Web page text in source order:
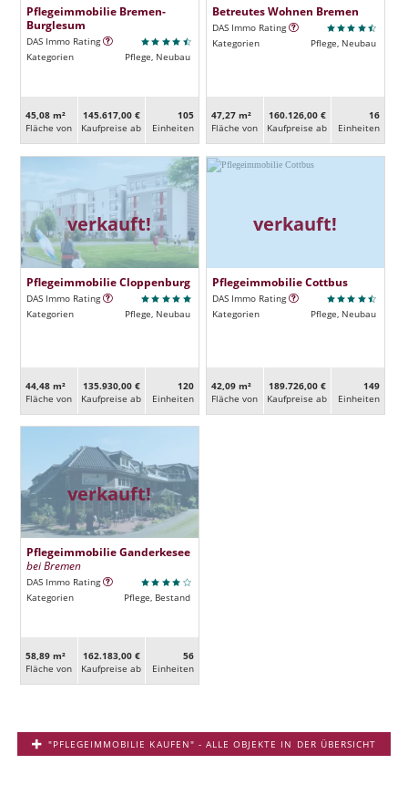
Pflegeimmobilie Bremen-
Burglesum
DAS Immo Rating
Kategorien
Pflege, Neubau
45,08 m²
Fläche von
145.617,00 €
Kaufpreise ab
105
Ein­heiten
Betreutes Wohnen Bremen
DAS Immo Rating
Kategorien
Pflege, Neubau
47,27 m²
Fläche von
160.126,00 €
Kaufpreise ab
16
Ein­heiten
verkauft!
Pflegeimmobilie Cloppenburg
DAS Immo Rating
Kategorien
Pflege, Neubau
44,48 m²
Fläche von
135.930,00 €
Kaufpreise ab
120
Ein­heiten
verkauft!
Pflegeimmobilie Cottbus
DAS Immo Rating
Kategorien
Pflege, Neubau
42,09 m²
Fläche von
189.726,00 €
Kaufpreise ab
149
Ein­heiten
verkauft!
Pflegeimmobilie Ganderkesee
bei Bremen
DAS Immo Rating
Kategorien
Pflege, Bestand
58,89 m²
Fläche von
162.183,00 €
Kaufpreise ab
56
Ein­heiten
"PFLEGEIMMOBILIE KAUFEN" - ALLE OBJEKTE IN DER ÜBERSICHT